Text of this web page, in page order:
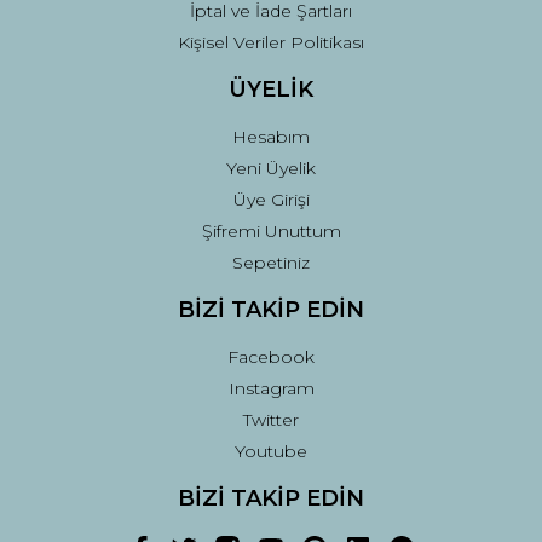
İptal ve İade Şartları
Kişisel Veriler Politikası
ÜYELİK
Hesabım
Yeni Üyelik
Üye Girişi
Şifremi Unuttum
Sepetiniz
BİZİ TAKİP EDİN
Facebook
Instagram
Twitter
Youtube
BİZİ TAKİP EDİN